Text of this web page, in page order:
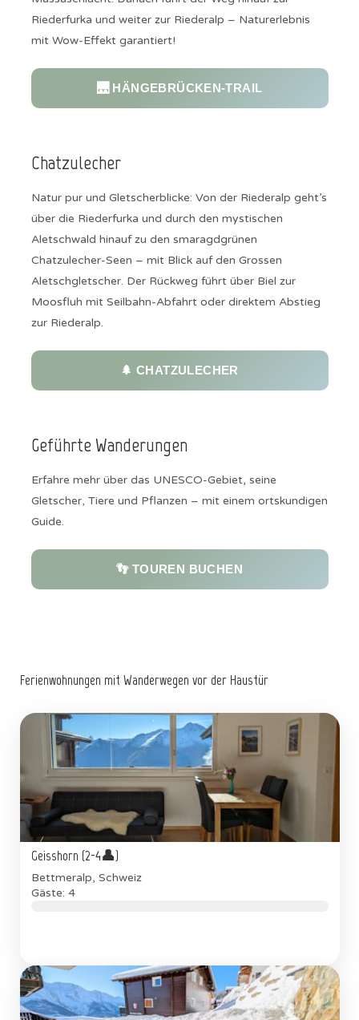
Riederfurka und weiter zur Riederalp – Naturerlebnis
mit Wow-Effekt garantiert!
🌉 HÄNGEBRÜCKEN‑TRAIL
Chatzulecher
Natur pur und Gletscherblicke: Von der Riederalp geht’s
über die Riederfurka und durch den mystischen
Aletschwald hinauf zu den smaragdgrünen
Chatzulecher-Seen – mit Blick auf den Grossen
Aletschgletscher. Der Rückweg führt über Biel zur
Moosfluh mit Seilbahn-Abfahrt oder direktem Abstieg
zur Riederalp.
🌲 CHATZULECHER
Geführte Wanderungen
Erfahre mehr über das UNESCO-Gebiet, seine
Gletscher, Tiere und Pflanzen – mit einem ortskundigen
Guide.
👣 TOUREN BUCHEN
Ferienwohnungen mit Wanderwegen vor der Haustür
Geisshorn (2-4👤)
Bettmeralp, Schweiz
Gäste: 4